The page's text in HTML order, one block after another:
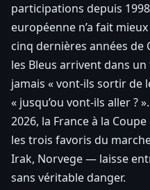
participations depuis
européenne n’a fait
cinq dernières années de
les Bleus arrivent dans
jamais « vont-ils sortir de
« jusqu’ou vont-ils aller ?
2026, la France à la
les trois favoris du
Irak, Norvege — laisse
sans véritable danger.